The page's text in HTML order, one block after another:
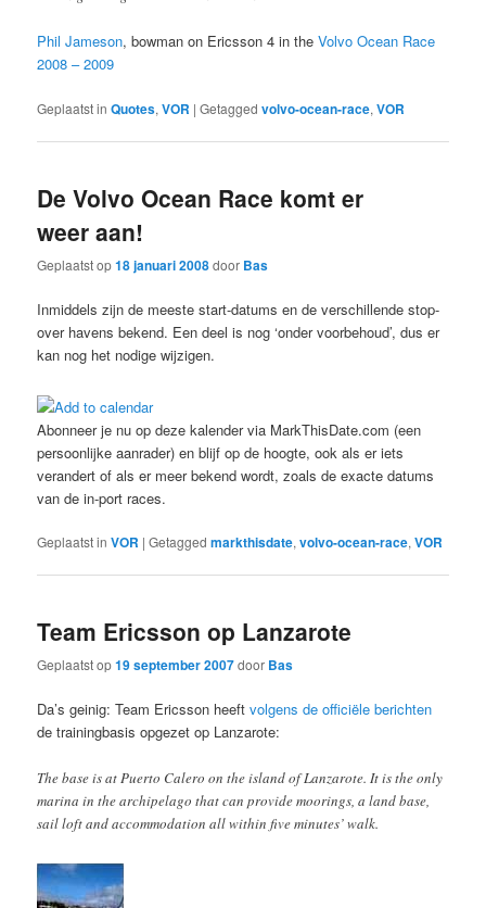
Phil Jameson, bowman on Ericsson 4 in theVolvo Ocean Race
2008 – 2009
Geplaatst in Quotes,VOR |Getagged volvo-ocean-race,VOR
De Volvo Ocean Race komt er
weer aan!
Geplaatst op18 januari 2008door Bas
Inmiddels zijn de meeste start-datums en de verschillende stop-
over havens bekend. Een deel is nog ‘onder voorbehoud’, dus er
kan nog het nodige wijzigen.
Abonneer je nu op deze kalender via MarkThisDate.com (een
persoonlijke aanrader) en blijf op de hoogte, ook als er iets
verandert of als er meer bekend wordt, zoals de exacte datums
van de in-port races.
Geplaatst in VOR |Getagged markthisdate,volvo-ocean-race,VOR
Team Ericsson op Lanzarote
Geplaatst op19 september 2007door Bas
Da’s geinig: Team Ericsson heeftvolgens de officiële berichten
de trainingbasis opgezet op Lanzarote:
The base is at Puerto Calero on the island of Lanzarote. It is the only
marina in the archipelago that can provide moorings, a land base,
sail loft and accommodation all within five minutes’ walk.